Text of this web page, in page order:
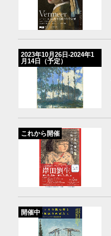
2023年10月26日-2024年1
月14日（予定）
これから開催
開催中